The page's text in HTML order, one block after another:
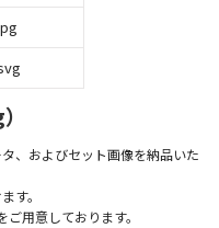
、およびセット画像を納品いた
す。
用意しております。